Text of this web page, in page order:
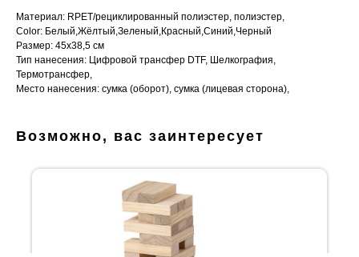
Материал: RPET/рециклированный полиэстер, полиэстер,
Color: Белый,Жёлтый,Зеленый,Красный,Синий,Черный
Размер: 45x38,5 см
Тип нанесения: Цифровой трансфер DTF, Шелкография,
Термотрансфер,
Место нанесения: сумка (оборот), сумка (лицевая сторона),
Возможно, вас заинтересует